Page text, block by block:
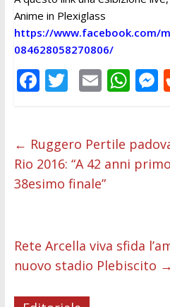
Anime in Plexiglass
https://www.facebook.com/
084628058270806/
F
b
o
o
T
er
E
l
W
s
A
e
n
← Ruggero Pertile
Rio 2016: “A 42 anni
38esimo finale”
Rete Arcella viva sfida
nuovo stadio Plebiscito →